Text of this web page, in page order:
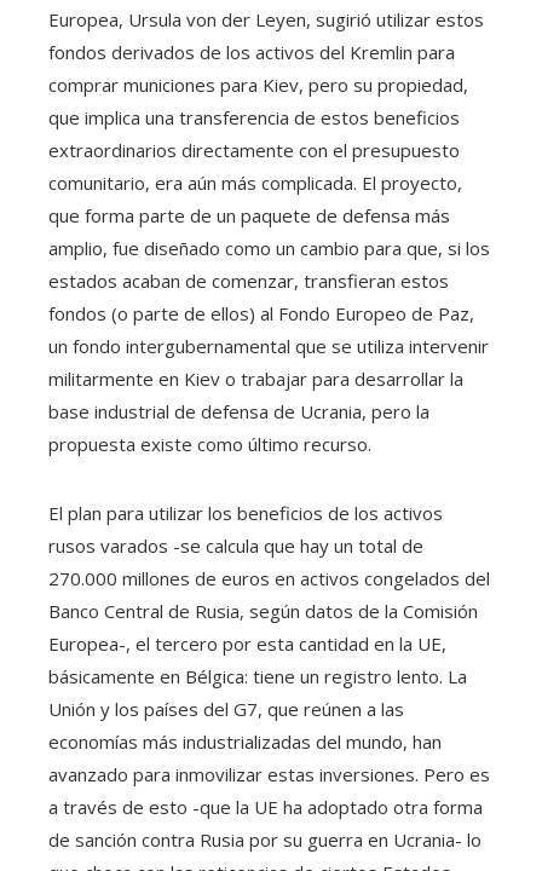
Europea, Ursula von der Leyen, sugirió utilizar estos
fondos derivados de los activos del Kremlin para
comprar municiones para Kiev, pero su propiedad,
que implica una transferencia de estos beneficios
extraordinarios directamente con el presupuesto
comunitario, era aún más complicada. El proyecto,
que forma parte de un paquete de defensa más
amplio, fue diseñado como un cambio para que, si los
estados acaban de comenzar, transfieran estos
fondos (o parte de ellos) al Fondo Europeo de Paz,
un fondo intergubernamental que se utiliza intervenir
militarmente en Kiev o trabajar para desarrollar la
base industrial de defensa de Ucrania, pero la
propuesta existe como último recurso.
El plan para utilizar los beneficios de los activos
rusos varados -se calcula que hay un total de
270.000 millones de euros en activos congelados del
Banco Central de Rusia, según datos de la Comisión
Europea-, el tercero por esta cantidad en la UE,
básicamente en Bélgica: tiene un registro lento. La
Unión y los países del G7, que reúnen a las
economías más industrializadas del mundo, han
avanzado para inmovilizar estas inversiones. Pero es
a través de esto -que la UE ha adoptado otra forma
de sanción contra Rusia por su guerra en Ucrania- lo